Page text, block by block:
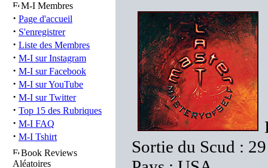
M-I Membres
· Page d'accueil
· S'enregistrer
· Liste des Membres
· M-I sur Instagram
· M-I sur Facebook
· M-I sur YouTube
· M-I sur Twitter
· Top 15 des Rubriques
· M-I FAQ
· M-I Tshirt
Book Reviews
Aléatoires
Sortie du Scud :